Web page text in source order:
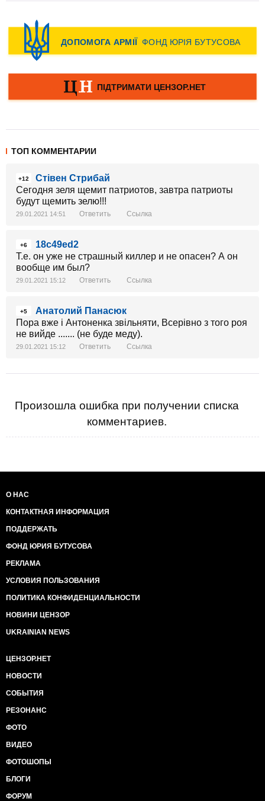
ТОП КОММЕНТАРИИ
+12
Стівен Стрибай
Сегодня зеля щемит патриотов, завтра патриоты
будут щемить зелю!!!
29.01.2021 14:51 Ответить Ссылка
+6
18c49ed2
Т.е. он уже не страшный киллер и не опасен? А он
вообще им был?
29.01.2021 15:12 Ответить Ссылка
+5
Анатолий Панасюк
Пора вже і Антоненка звільняти, Всерівно з того роя
не вийде ....... (не буде меду).
29.01.2021 15:12 Ответить Ссылка
Произошла ошибка при получении списка
комментариев.
О НАС
КОНТАКТНАЯ ИНФОРМАЦИЯ
ПОДДЕРЖАТЬ
ФОНД ЮРИЯ БУТУСОВА
РЕКЛАМА
УСЛОВИЯ ПОЛЬЗОВАНИЯ
ПОЛИТИКА КОНФИДЕНЦИАЛЬНОСТИ
НОВИНИ ЦЕНЗОР
UKRAINIAN NEWS
ЦЕНЗОР.НЕТ
НОВОСТИ
СОБЫТИЯ
РЕЗОНАНС
ФОТО
ВИДЕО
ФОТОШОПЫ
БЛОГИ
ФОРУМ